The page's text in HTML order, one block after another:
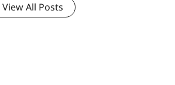
View All Posts